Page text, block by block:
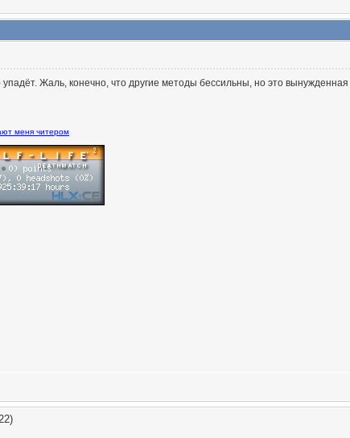
Жаль, конечно, что другие методы бессильны, но это
меня читером